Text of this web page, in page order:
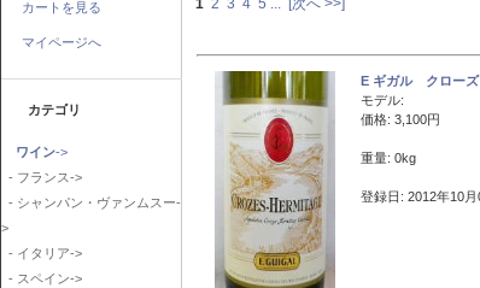
カートを見る
マイページへ
カテゴリ
ワイン->
- フランス->
- シャンパン・ヴァンムスー-
>
- イタリア->
- スペイン->
E ギガル クロー
モデル:
価格: 3,100円
重量: 0kg
登録日: 2012年10